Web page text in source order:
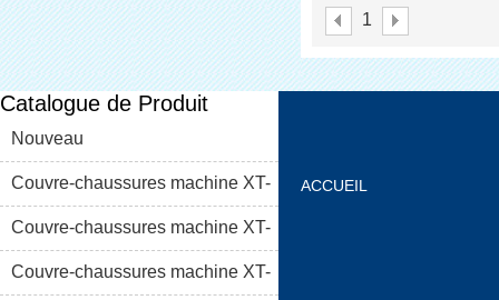
1
Catalogue de Produit
Nouveau
Couvre-chaussures machine XT-
46C
Couvre-chaussures machine XT-
46B (i)
Couvre-chaussures machine XT-
ACCUEIL